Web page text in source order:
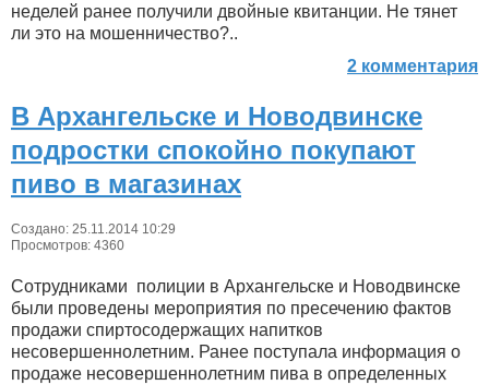
неделей ранее получили двойные квитанции. Не тянет
ли это на мошенничество?..
2 комментария
В Архангельске и Новодвинске
подростки спокойно покупают
пиво в магазинах
Создано: 25.11.2014 10:29
Просмотров: 4360
Сотрудниками полиции в Архангельске и Новодвинске
были проведены мероприятия по пресечению фактов
продажи спиртосодержащих напитков
несовершеннолетним. Ранее поступала информация о
продаже несовершеннолетним пива в определенных